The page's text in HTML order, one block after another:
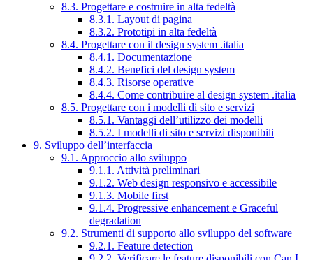
8.3. Progettare e costruire in alta fedeltà
8.3.1. Layout di pagina
8.3.2. Prototipi in alta fedeltà
8.4. Progettare con il design system .italia
8.4.1. Documentazione
8.4.2. Benefici del design system
8.4.3. Risorse operative
8.4.4. Come contribuire al design system .italia
8.5. Progettare con i modelli di sito e servizi
8.5.1. Vantaggi dell’utilizzo dei modelli
8.5.2. I modelli di sito e servizi disponibili
9. Sviluppo dell’interfaccia
9.1. Approccio allo sviluppo
9.1.1. Attività preliminari
9.1.2. Web design responsivo e accessibile
9.1.3. Mobile first
9.1.4. Progressive enhancement e Graceful
degradation
9.2. Strumenti di supporto allo sviluppo del software
9.2.1. Feature detection